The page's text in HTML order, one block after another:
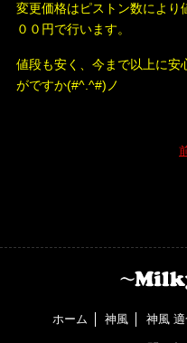
変更価格はピストン数により
００円で行います。
値段も安く、今まで以上に安
がですか(#^.^#)ノ
ホーム 神風 神風